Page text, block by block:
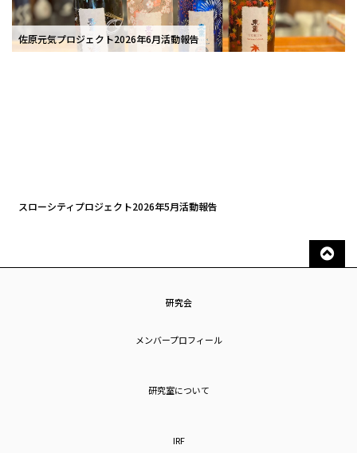
佐原元気プロジェクト2026年6月活動報告
スローシティプロジェクト2026年5月活動報告
研究会
メンバープロフィール
研究室について
IRF